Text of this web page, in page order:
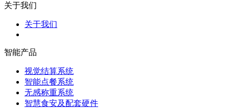
关于我们
关于我们
智能产品
视觉结算系统
智能点餐系统
无感称重系统
智慧食安及配套硬件